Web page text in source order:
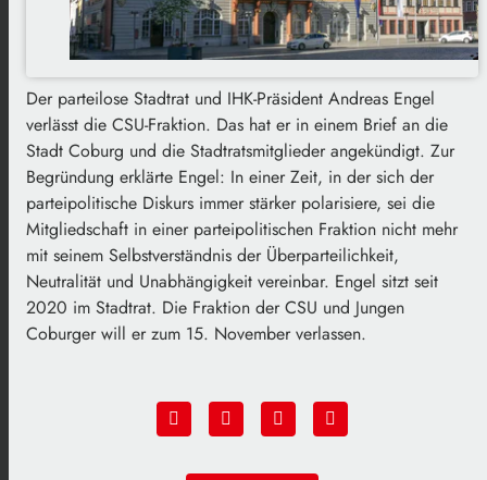
Der parteilose Stadtrat und IHK-Präsident Andreas Engel
verlässt die CSU-Fraktion. Das hat er in einem Brief an die
Stadt Coburg und die Stadtratsmitglieder angekündigt. Zur
Begründung erklärte Engel: In einer Zeit, in der sich der
parteipolitische Diskurs immer stärker polarisiere, sei die
Mitgliedschaft in einer parteipolitischen Fraktion nicht mehr
mit seinem Selbstverständnis der Überparteilichkeit,
Neutralität und Unabhängigkeit vereinbar. Engel sitzt seit
2020 im Stadtrat. Die Fraktion der CSU und Jungen
Coburger will er zum 15. November verlassen.